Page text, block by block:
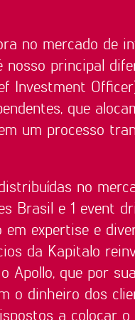
no mercado de
principal
Investment
que
um processo
no
Brasil e 1 event
expertise e
da Kapitalo
Apollo, que por
o dinheiro dos
a colocar o